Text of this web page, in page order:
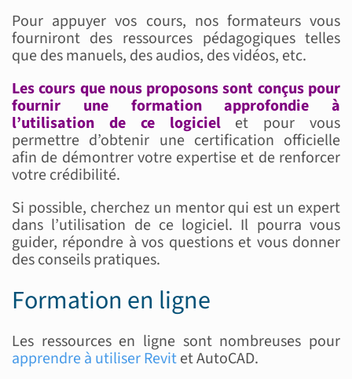
Pour appuyer vos cours, nos formateurs vous
fourniront des ressources pédagogiques telles
que des manuels, des audios, des vidéos, etc.
Les cours que nous proposons sont conçus pour
fournir une formation approfondie à
l’utilisation de ce logicielet pour vous
permettre d’obtenir une certification officielle
afin de démontrer votre expertise et de renforcer
votre crédibilité.
Si possible, cherchez un mentor qui est un expert
dans l’utilisation de ce logiciel. Il pourra vous
guider, répondre à vos questions et vous donner
des conseils pratiques.
Formation en ligne
Les ressources en ligne sont nombreuses pour
apprendre à utiliser Revitet AutoCAD.